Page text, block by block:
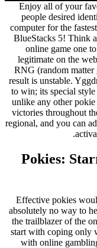
Enjoy all of your
people desired
computer for the
BlueStacks 5! Think
online game one
legitimate on the
RNG (random matter
result is unstable.
to win; its special
unlike any other pokie
victories throughout
regional, and you can
Pokies:
Effective pokies
absolutely no way to
the trailblazer of the
start with coping only
with online